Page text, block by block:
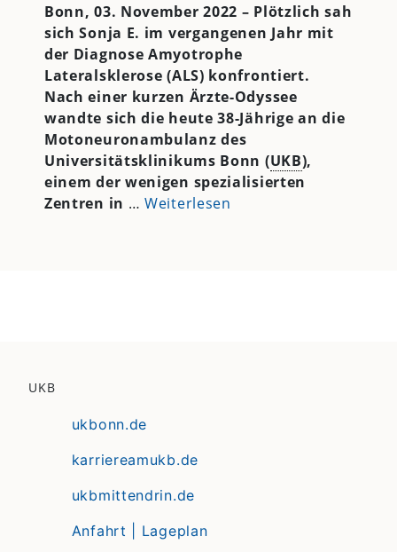
Bonn, 03. November 2022 – Plötzlich sah
sich Sonja E. im vergangenen Jahr mit
der Diagnose Amyotrophe
Lateralsklerose (ALS) konfrontiert.
Nach einer kurzen Ärzte-Odyssee
wandte sich die heute 38-Jährige an die
Motoneuronambulanz des
Universitätsklinikums Bonn (UKB),
einem der wenigen spezialisierten
Zentren in …Weiterlesen
UKB
ukbonn.de
karriereamukb.de
ukbmittendrin.de
Anfahrt | Lageplan